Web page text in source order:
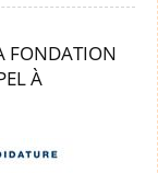
FONDATION
À